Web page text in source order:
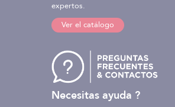
expertos.
Ver el catálogo
Necesitas ayuda ?